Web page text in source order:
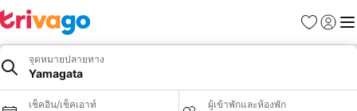
รายการโป
เข้าสู่ร
เมนู
จุดหมายปลายทาง
Yamagata
เช็คอิน/เช็คเอาท์ ผู้เข้าพักและห้องพัก